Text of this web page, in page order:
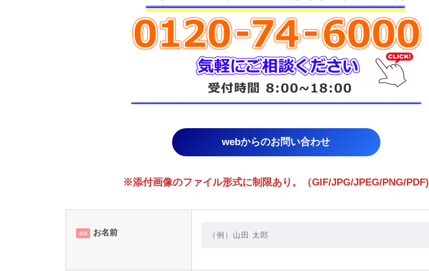
webからのお問い合わせ
※添付画像のファイル形式に制限あり。（GIF/JPG/JPEG/PNG/PDF)
必須 お名前